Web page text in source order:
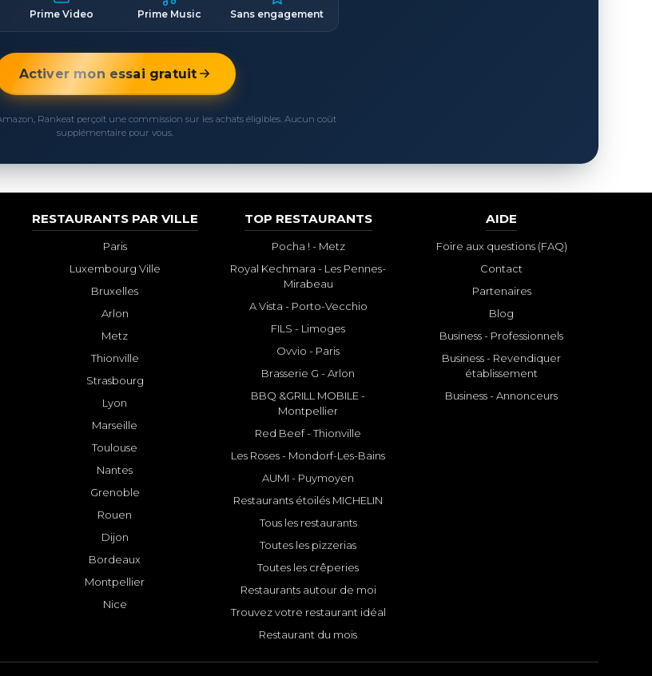
Prime Video Prime Music Sans engagement
Activer mon essai gratuit
Rankeat perçoit une commission sur les achats éligibles. Aucun coût
supplémentaire pour vous.
RESTAURANTS PAR VILLE
Paris
Luxembourg Ville
Bruxelles
Arlon
Metz
Thionville
Strasbourg
Lyon
Marseille
Toulouse
Nantes
Grenoble
Rouen
Dijon
Bordeaux
Montpellier
Nice
TOP RESTAURANTS
Pocha ! - Metz
Royal Kechmara - Les Pennes-
Mirabeau
A Vista - Porto-Vecchio
FILS - Limoges
Ovvio - Paris
Brasserie G - Arlon
BBQ &GRILL MOBILE -
Montpellier
Red Beef - Thionville
Les Roses - Mondorf-Les-Bains
AUMI - Puymoyen
Restaurants étoilés MICHELIN
Tous les restaurants
Toutes les pizzerias
Toutes les crêperies
Restaurants autour de moi
Trouvez votre restaurant idéal
Restaurant du mois
AIDE
Foire aux questions (FAQ)
Contact
Partenaires
Blog
Business - Professionnels
Business - Revendiquer
établissement
Business - Annonceurs